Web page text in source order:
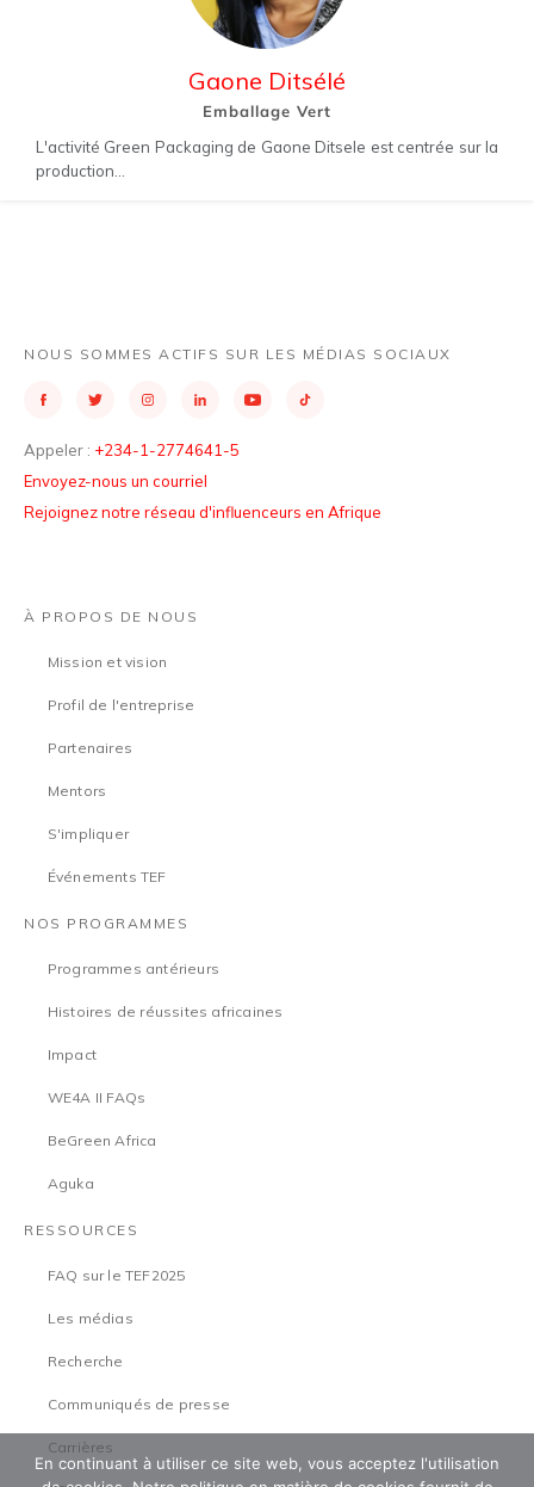
Gaone Ditsélé
Emballage Vert
L'activité Green Packaging de Gaone Ditsele est centrée sur la
production...
NOUS SOMMES ACTIFS SUR LES MÉDIAS SOCIAUX
Appeler : +234-1-2774641-5
Envoyez-nous un courriel
Rejoignez notre réseau d'influenceurs en Afrique
À PROPOS DE NOUS
Mission et vision
Profil de l'entreprise
Partenaires
Mentors
S'impliquer
Événements TEF
NOS PROGRAMMES
Programmes antérieurs
Histoires de réussites africaines
Impact
WE4A II FAQs
BeGreen Africa
Aguka
RESSOURCES
FAQ sur le TEF2025
Les médias
Recherche
Communiqués de presse
Carrières
En continuant à utiliser ce site web, vous acceptez l'utilisation